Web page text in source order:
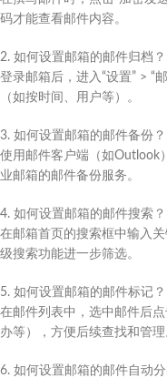
码才能查看邮件内容。
2. 如何设置邮箱的邮件归档？
登录邮箱后，进入“设置” > “
（如按时间、用户等）。
3. 如何设置邮箱的邮件备份？
使用邮件客户端（如Outlook
业邮箱的邮件备份服务。
4. 如何设置邮箱的邮件搜索？
在邮箱首页的搜索框中输入
级搜索功能进一步筛选。
5. 如何设置邮箱的邮件标记？
在邮件列表中，选中邮件后
办等），方便后续查找和管理
6. 如何设置邮箱的邮件自动分